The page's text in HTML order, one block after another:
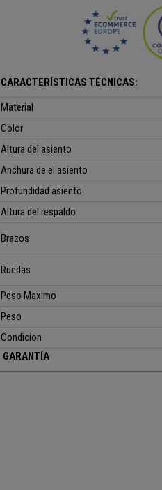
CARACTERÍSTICAS TÉCNICAS:
Material
Color
Altura del asiento
Anchura de el asiento
Profundidad asiento
Altura del respaldo
Brazos
Ruedas
Peso Maximo
Peso
Condicion
GARANTÍA